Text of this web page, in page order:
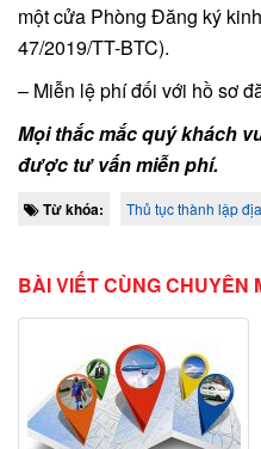
một cửa Phòng Đăng ký
47/2019/TT-BTC).
– Miễn lệ phí đối với hồ sơ
Mọi thắc mắc quý khách
được tư vấn miễn phí.
Từ khóa: Thủ tục thành lập
BÀI VIẾT CÙNG CHUYÊN